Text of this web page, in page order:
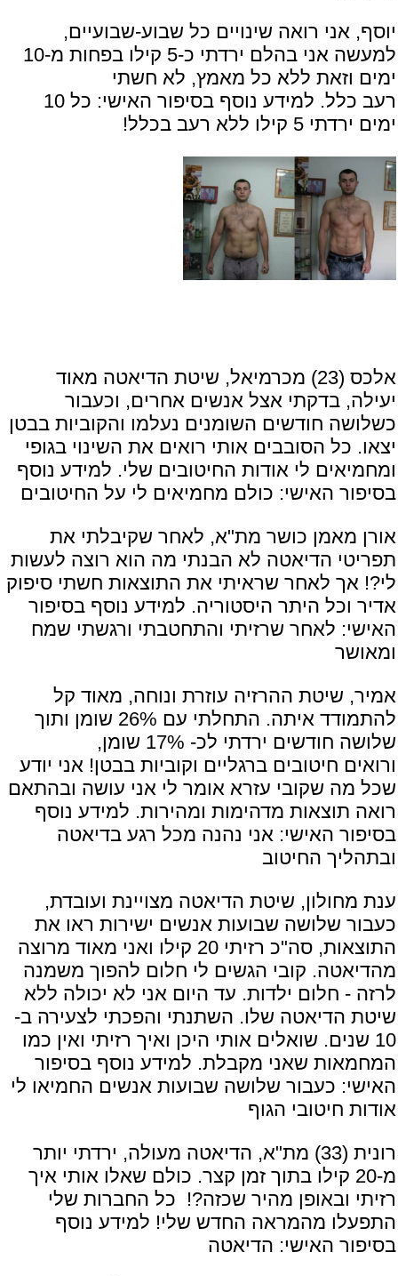
יוסף, אני רואה שינויים כל שבוע-שבועיים,
למעשה אני בהלם ירדתי כ-5 קילו בפחות מ-10
ימים וזאת ללא כל מאמץ, לא חשתי
רעב כלל. למידע נוסף בסיפור האישי:
כל 10
ימים ירדתי 5 קילו ללא רעב בכלל!
אלכס (23) מכרמיאל, שיטת הדיאטה מאוד
יעילה, בדקתי אצל אנשים אחרים, וכעבור
כשלושה חודשים השומנים נעלמו והקוביות בבטן
יצאו. כל הסובבים אותי רואים את השינוי בגופי
ומחמיאים לי אודות החיטובים שלי. למידע נוסף
בסיפור האישי: כולם מחמיאים לי על החיטובים
אורן מאמן כושר מת"א, לאחר שקיבלתי את
תפריטי הדיאטה לא הבנתי מה הוא רוצה לעשות
לי?! אך לאחר שראיתי את התוצאות חשתי סיפוק
אדיר וכל היתר היסטוריה. למידע נוסף בסיפור
האישי: לאחר שרזיתי והתחטבתי ורגשתי שמח
ומאושר
אמיר, שיטת ההרזיה עוזרת ונוחה, מאוד קל
להתמודד איתה. התחלתי עם 26% שומן ותוך
שלושה חודשים ירדתי לכ- 17% שומן,
ורואים חיטובים ברגליים וקוביות בבטן! אני יודע
שכל מה שקובי עזרא אומר לי אני עושה ובהתאם
רואה תוצאות מדהימות ומהירות. למידע נוסף
בסיפור האישי: אני נהנה מכל רגע בדיאטה
ובתהליך החיטוב
ענת מחולון, שיטת הדיאטה מצויינת ועובדת,
כעבור שלושה שבועות אנשים ישירות ראו את
התוצאות, סה"כ רזיתי 20 קילו ואני מאוד מרוצה
מהדיאטה. קובי הגשים לי חלום להפוך משמנה
לרזה - חלום ילדות. עד היום אני לא יכולה ללא
שיטת הדיאטה שלו. השתנתי והפכתי לצעירה ב-
10 שנים. שואלים אותי היכן ואיך רזיתי ואין כמו
המחמאות שאני מקבלת. למידע נוסף בסיפור
האישי: כעבור שלושה שבועות אנשים החמיאו לי
אודות חיטובי הגוף
רונית (33) מת"א, הדיאטה מעולה, ירדתי יותר
מ-20 קילו בתוך זמן קצר. כולם שאלו אותי איך
רזיתי ובאופן מהיר שכזה?! כל החברות שלי
התפעלו מהמראה החדש שלי! למידע נוסף
בסיפור האישי: הדיאטה